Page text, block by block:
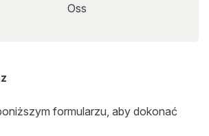
Oss
formularzu, aby dokonać